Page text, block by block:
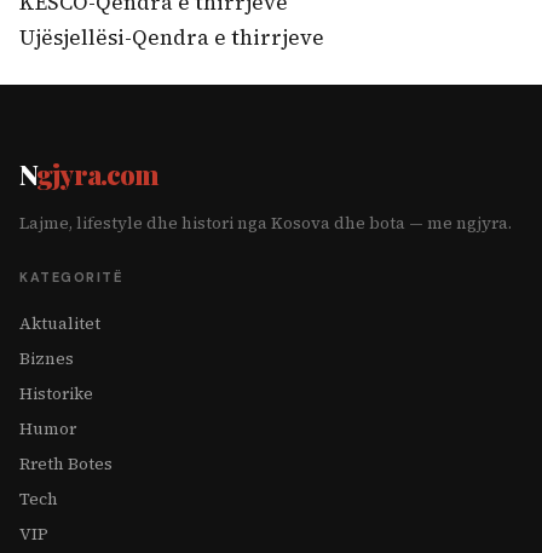
Ujësjellësi-Qendra e thirrjeve
Ngjyra.com
Lajme, lifestyle dhe histori nga Kosova dhe bota — me ngjyra.
KATEGORITË
Aktualitet
Biznes
Historike
Humor
Rreth Botes
Tech
VIP